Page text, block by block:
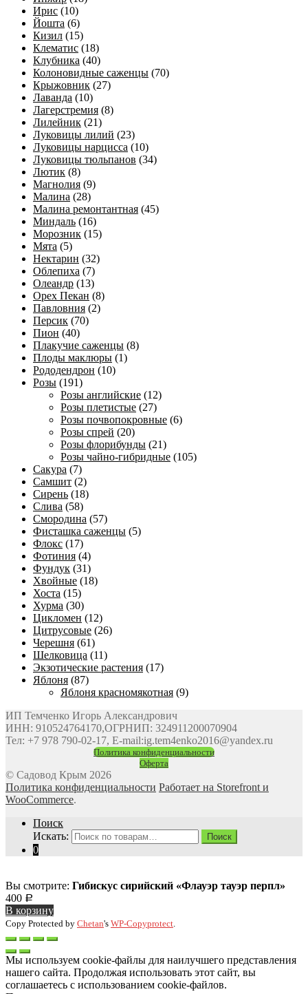
Ирис (10)
Йошта (6)
Кизил (15)
Клематис (18)
Клубника (40)
Колоновидные саженцы (70)
Крыжовник (27)
Лаванда (10)
Лагерстремия (8)
Лилейник (21)
Луковицы лилий (23)
Луковицы нарцисса (10)
Луковицы тюльпанов (34)
Лютик (8)
Магнолия (9)
Малина (28)
Малина ремонтантная (45)
Миндаль (16)
Морозник (15)
Мята (5)
Нектарин (32)
Облепиха (7)
Олеандр (13)
Орех Пекан (8)
Павловния (2)
Персик (70)
Пион (40)
Плакучие саженцы (8)
Плоды маклюры (1)
Рододендрон (10)
Розы (191)
Розы английские (12)
Розы плетистые (27)
Розы почвопокровные (6)
Розы спрей (20)
Розы флорибунды (21)
Розы чайно-гибридные (105)
Сакура (7)
Самшит (2)
Сирень (18)
Слива (58)
Смородина (57)
Фисташка саженцы (5)
Флокс (17)
Фотиния (4)
Фундук (31)
Хвойные (18)
Хоста (15)
Хурма (30)
Цикломен (12)
Цитрусовые (26)
Черешня (61)
Шелковица (11)
Экзотические растения (17)
Яблоня (87)
Яблоня красномякотная (9)
ИП Темченко Игорь Александрович
ИНН: 910524764170,ОГРНИП: 324911200070904
Тел: +7 978 790-02-17, E-mail:ig.tem4enko2016@yandex.ru
Политика конфиденциальности
Оферта
© Садовод Крым 2026
Политика конфиденциальности Работает на Storefront и
WooCommerce.
Поиск
Искать:
Поиск
0
Вы смотрите: Гибискус сирийский «Флауэр тауэр перпл»
400 Р
В корзину
Copy Protected by Chetan's WP-Copyprotect
Мы используем cookie-файлы для наилучшего представления
нашего сайта. Продолжая использовать этот сайт, вы
соглашаетесь с использованием cookie-файлов.